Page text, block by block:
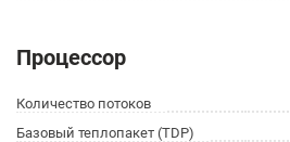
Процессор
Количество потоков
Базовый теплопакет (TDP)